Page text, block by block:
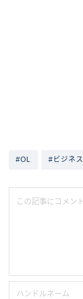
#OL #ビジネス